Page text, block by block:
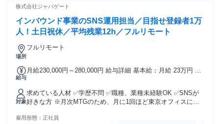
味がある！ ＜どんなメンバーがいるか＞ core AIには、AIプロ
わるメンバーが在籍しています。 企業の採用活動をより効率
的に、より成果につながる形に変えていくため、少数精鋭の
社内はフラットに意見を言いやすい雰囲気で、役職に関係な
用して採用の仕組みを変えたい」「企業と候補者の出会いを
より良いものにしたい」という想いを持つ方にとって、成長
株式会社ジャパゲート
インバウンド事業のSNS運用担当／目指せ登録者1万
人！土日祝休／平均残業12h／フルリモート
場所
フルリモート
給与
月給230,000円～280,000円 給与詳細 基本給：月給 23万円 〜
れる通勤・皆勤・家族手当金額：なし 全員に一律で支払われ
るその他手当金額：なし
対象
求めている人材 ✅学歴不問 ✅職種、業種未経験OK ✅SNSが
好きな方 ※月次MTGのため、月に1回ほど東京オフィスに出
1000円支給)。 ～こんな人と働きたい～ ・AIに興味がある方
雇用形態： 正社員